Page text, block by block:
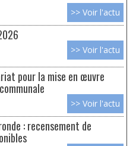
>> Voir l'actu
>> Voir l'actu
pour la mise en œuvre
>> Voir l'actu
: recensement de